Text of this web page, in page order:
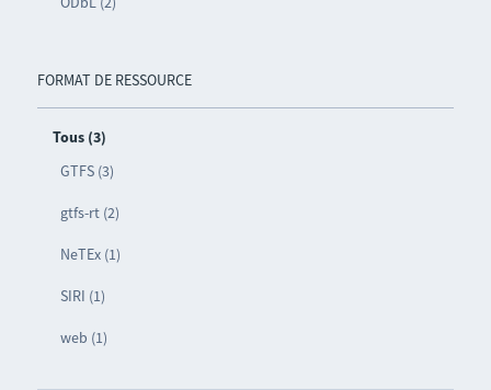
FORMAT DE RESSOURCE
Tous (3)
GTFS (3)
gtfs-rt (2)
NeTEx (1)
SIRI (1)
web (1)